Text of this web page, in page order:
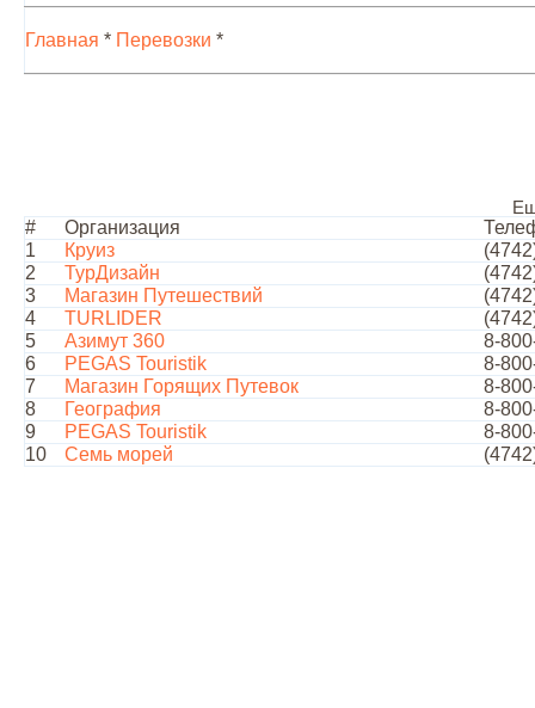
Главная * Перевозки *
# Организация
1
Круиз
2
ТурДизайн
3
Магазин Путешествий
4
TURLIDER
5
Азимут 360
8-
6
PEGAS Touristik
8-
7
Магазин Горящих Путевок
8-
8
География
8-
9
PEGAS Touristik
8-
10
Семь морей